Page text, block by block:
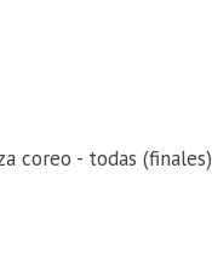
coreo - todas (finales)